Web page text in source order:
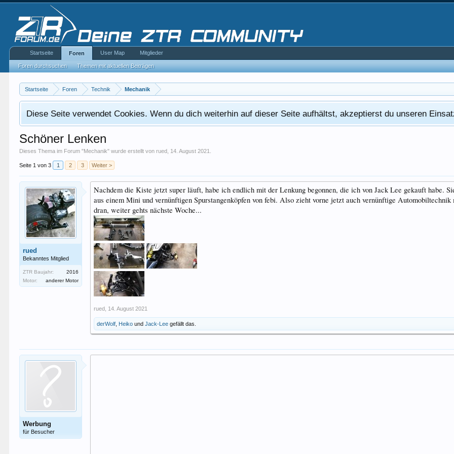
Startseite Foren Technik Mechanik
Diese Seite verwendet Cookies. Wenn du dich weiterhin auf dieser Seite aufhältst, akzeptierst du unseren
Schöner Lenken
Dieses Thema im Forum "Mechanik" wurde erstellt vonrued 14. August 2021
Seite 1 von 3 1 2 3 Weiter >
rued
Bekanntes Mitglied
ZTR Baujahr:
2016
Motor:
anderer Motor
Nachdem die Kiste jetzt super läuft, habe ich endlich mit der Lenkung begonnen, die ich von Jack Lee gekauft habe.
aus einem Mini und vernünftigen Spurstangenköpfen von febi. Also zieht vorne jetzt auch vernünftige
dran, weiter gehts nächste Woche...
rued 14. August 2021
derWolf Heiko undJack-Lee gefällt das.
Werbung
für Besucher
Startseite Foren
Foren durchsuchen Themen mit aktuellen Beiträgen
User Map Mitglieder